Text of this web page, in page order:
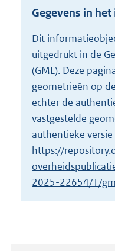
Gegevens in
Dit
uitgedrukt in de
(GML). Deze
geometrieën op
echter de
vastgestelde
authentieke
https://
2025-22654/1/